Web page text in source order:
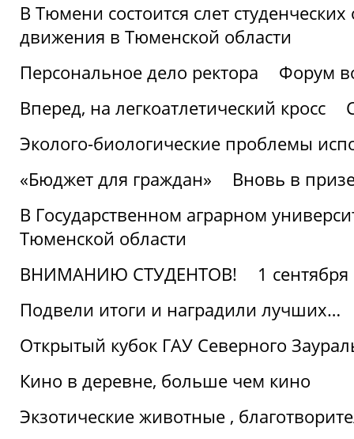
В Тюмени состоится слет
движения в Тюменской области
Персональное дело ректора
Форум
Вперед, на легкоатлетический кросс
Эколого-биологические проблемы
«Бюджет для граждан»
Вновь в
В Государственном аграрном
Тюменской области
ВНИМАНИЮ СТУДЕНТОВ!
1 сентября
Подвели итоги и наградили лучших…
Открытый кубок ГАУ Северного
Кино в деревне, больше чем кино
Экзотические животные ,